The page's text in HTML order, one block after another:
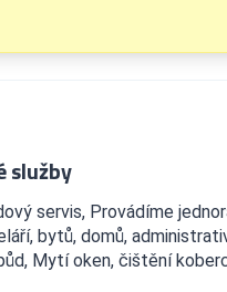
služby
servis, Provádíme
bytů, domů,
Mytí oken, čištění